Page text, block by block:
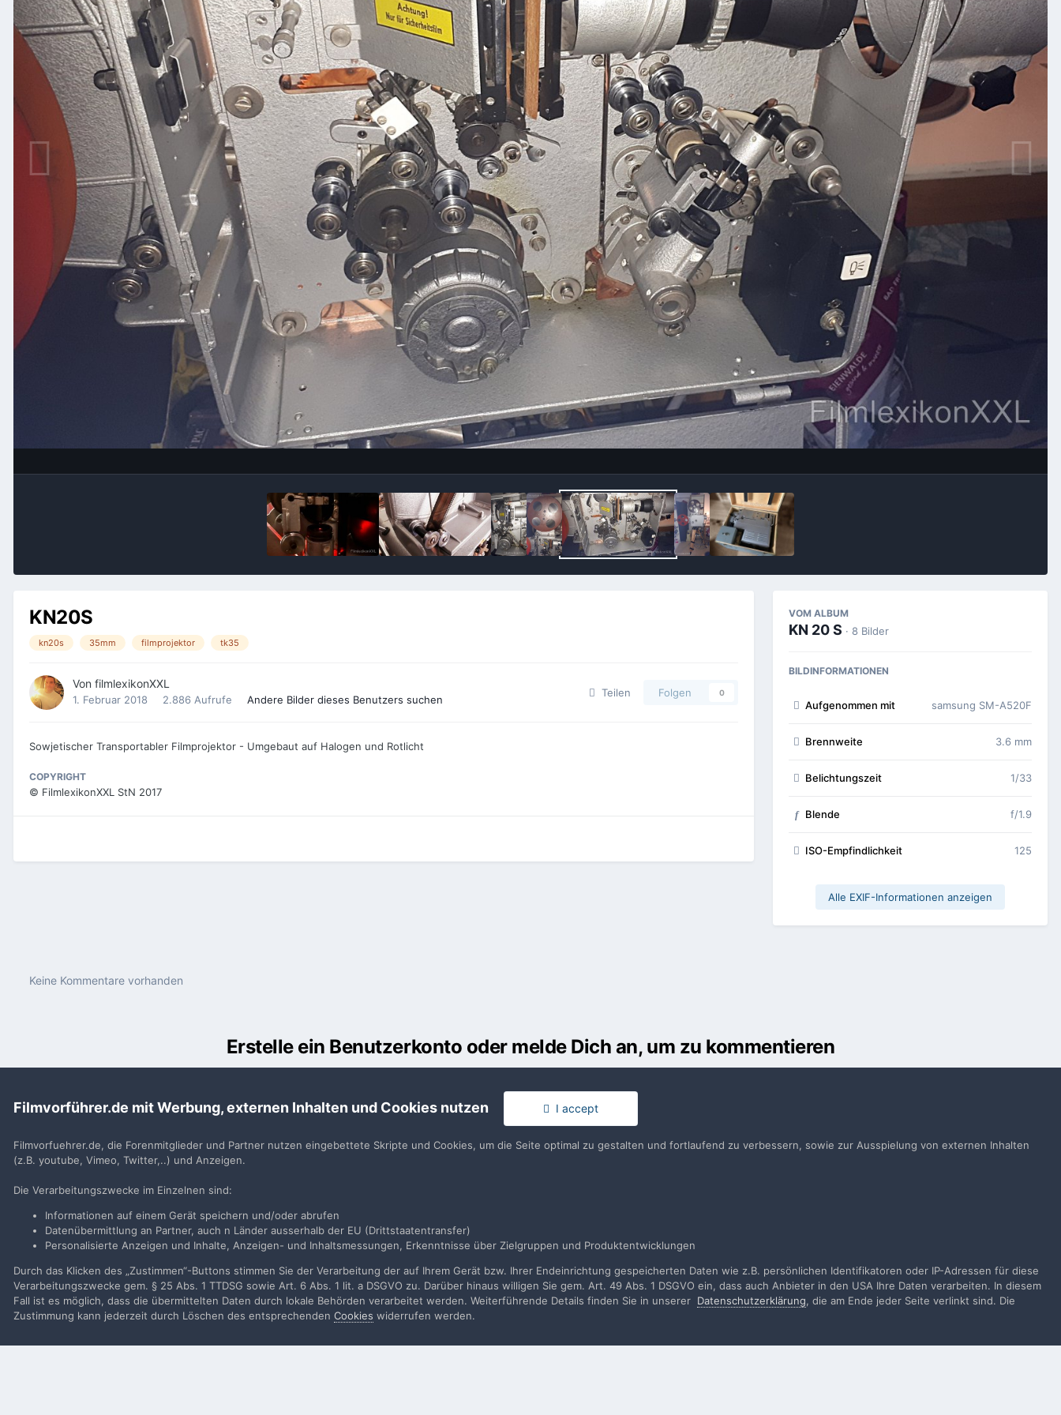
Bildwerkzeuge
KN20S
kn20s 35mm filmprojektor tk35
Von filmlexikonXXL
1. Februar 2018 2.886 Aufrufe Andere Bilder dieses Benutzers suchen
Teilen Folgen 0
Sowjetischer Transportabler Filmprojektor - Umgebaut auf Halogen und Rotlicht
COPYRIGHT
© FilmlexikonXXL StN 2017
VOM ALBUM
KN 20 S · 8 Bilder
BILDINFORMATIONEN
Aufgenommen mit samsung SM-A520F
Brennweite 3.6 mm
Belichtungszeit 1/33
f Blende f/1.9
ISO-Empfindlichkeit 125
Alle EXIF-Informationen anzeigen
Keine Kommentare vorhanden
Erstelle ein Benutzerkonto oder melde Dich an, um zu kommentieren
Neues Benutzerkonto für unsere Community erstellen. Es ist einfach! Du hast bereits ein Benutzerkonto? Melde Dich hier an.
Filmvorführer.de via Google durchsuchen:
Filmvorführer.de mit Werbung, externen Inhalten und Cookies nutzen I accept
Filmvorfuehrer.de, die Forenmitglieder und Partner nutzen eingebettete Skripte und Cookies, um die Seite optimal zu gestalten und fortlaufend zu verbessern, sowie zur Ausspielung von externen Inhalten
(z.B. youtube, Vimeo, Twitter,..) und Anzeigen.
Die Verarbeitungszwecke im Einzelnen sind:
Informationen auf einem Gerät speichern und/oder abrufen
Datenübermittlung an Partner, auch n Länder ausserhalb der EU (Drittstaatentransfer)
Personalisierte Anzeigen und Inhalte, Anzeigen- und Inhaltsmessungen, Erkenntnisse über Zielgruppen und Produktentwicklungen
Durch das Klicken des „Zustimmen“-Buttons stimmen Sie der Verarbeitung der auf Ihrem Gerät bzw. Ihrer Endeinrichtung gespeicherten Daten wie z.B. persönlichen Identifikatoren oder IP-Adressen für diese
Verarbeitungszwecke gem. § 25 Abs. 1 TTDSG sowie Art. 6 Abs. 1 lit. a DSGVO zu. Darüber hinaus willigen Sie gem. Art. 49 Abs. 1 DSGVO ein, dass auch Anbieter in den USA Ihre Daten verarbeiten. In diesem
Fall ist es möglich, dass die übermittelten Daten durch lokale Behörden verarbeitet werden. Weiterführende Details finden Sie in unserer Datenschutzerklärung, die am Ende jeder Seite verlinkt sind. Die
Zustimmung kann jederzeit durch Löschen des entsprechenden Cookies widerrufen werden.